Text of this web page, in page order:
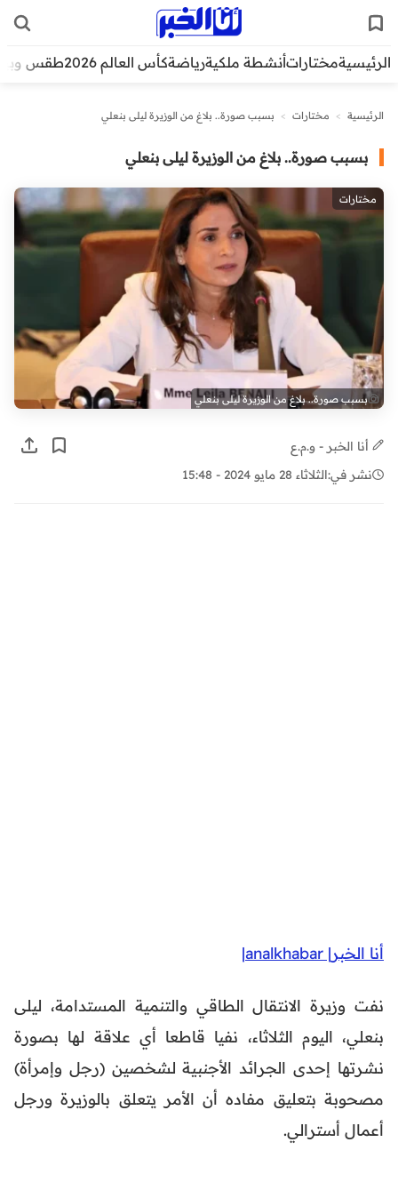
الرئيسيةمختاراتأنشطة ملكيةرياضةكأس العالم 2026 طقس
الرئيسية > مختارات > بسبب صورة.. بلاغ من الوزيرة ليلى بنعلي
بسبب صورة.. بلاغ من الوزيرة ليلى بنعلي
مختارات
بسبب صورة.. بلاغ من الوزيرة ليلى بنعلي
أنا الخبر - و.م.ع
نشر في:الثلاثاء 28 مايو 2024 - 15:48
أنا الخبر| analkhabar|
نفت وزيرة الانتقال الطاقي والتنمية المستدامة، ليلى
بنعلي، اليوم الثلاثاء، نفيا قاطعا أي علاقة لها بصورة
نشرتها إحدى الجرائد الأجنبية لشخصين (رجل وإمرأة)
مصحوبة بتعليق مفاده أن الأمر يتعلق بالوزيرة ورجل
أعمال أسترالي.